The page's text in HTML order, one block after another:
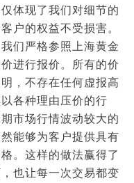
体现了我们对细节的
户的权益不受损害。
们严格参照上海黄金
进行报价。所有的价
，不存在任何虚报高
各种理由压价的行
市场行情波动较大的
能够为客户提供具有
。这样的做法赢得了
也让每一次交易都变